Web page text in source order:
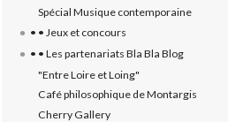
Spécial Musique contemporaine
• • Jeux et concours
• • Les partenariats Bla Bla Blog
"Entre Loire et Loing"
Café philosophique de Montargis
Cherry Gallery